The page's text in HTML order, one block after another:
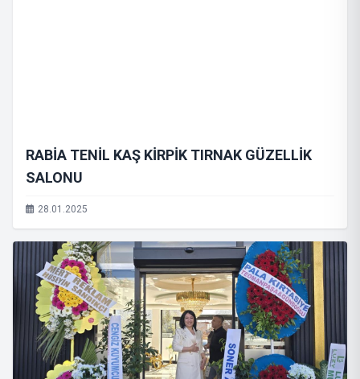
RABİA TENİL KAŞ KİRPİK TIRNAK GÜZELLİK
SALONU
28.01.2025